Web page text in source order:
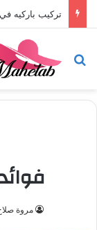
تركيب باركيه
بحث عن
مروة